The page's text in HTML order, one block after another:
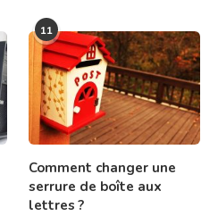
11
Comment changer une
serrure de boîte aux
lettres ?